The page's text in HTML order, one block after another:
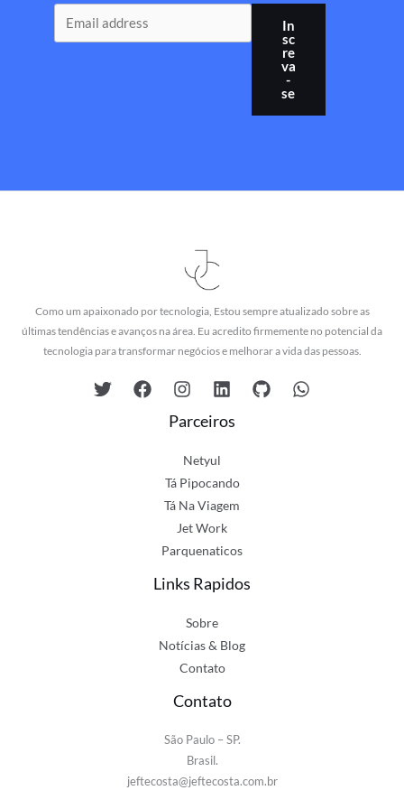
In
sc
re
va
-
se
Como um apaixonado por tecnologia, Estou sempre atualizado sobre as
últimas tendências e avanços na área. Eu acredito firmemente no potencial da
tecnologia para transformar negócios e melhorar a vida das pessoas.
Parceiros
Netyul
Tá Pipocando
Tá Na Viagem
Jet Work
Parquenaticos
Links Rapidos
Sobre
Notícias & Blog
Contato
Contato
São Paulo – SP.
Brasil.
jeftecosta@jeftecosta.com.br